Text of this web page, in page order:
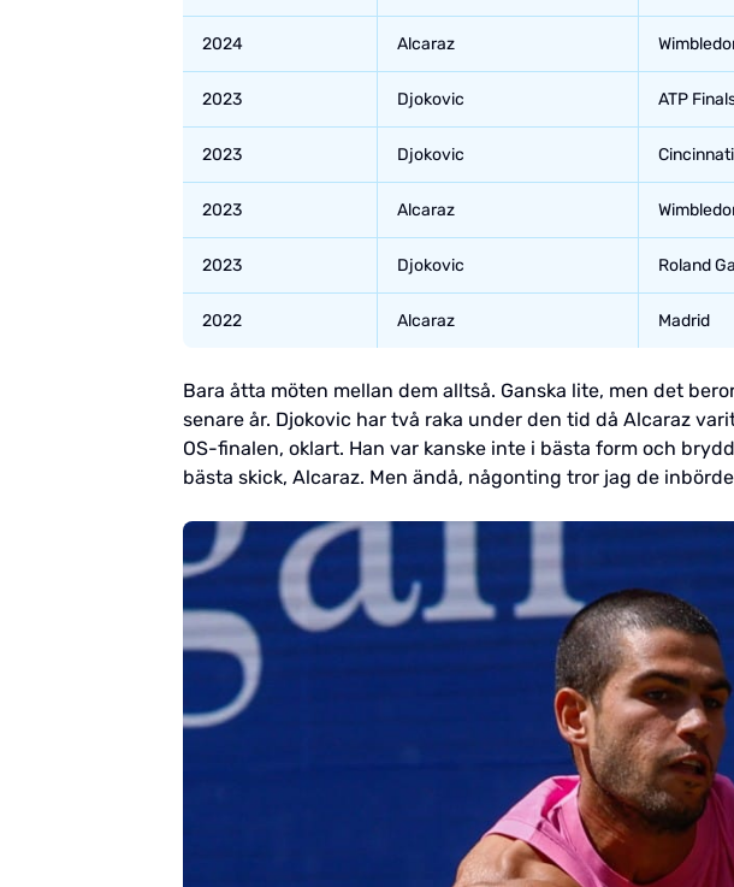
2024 Alcaraz
2023 Djokovic ATP
2023 Djokovic Cincinnati
2023 Alcaraz
2023 Djokovic Roland
2022 Alcaraz Madrid
Bara åtta möten mellan dem alltså. Ganska lite, men det
senare år. Djokovic har två raka under den tid då Alcaraz
OS-finalen, oklart. Han var kanske inte i bästa form och
bästa skick, Alcaraz. Men ändå, någonting tror jag de